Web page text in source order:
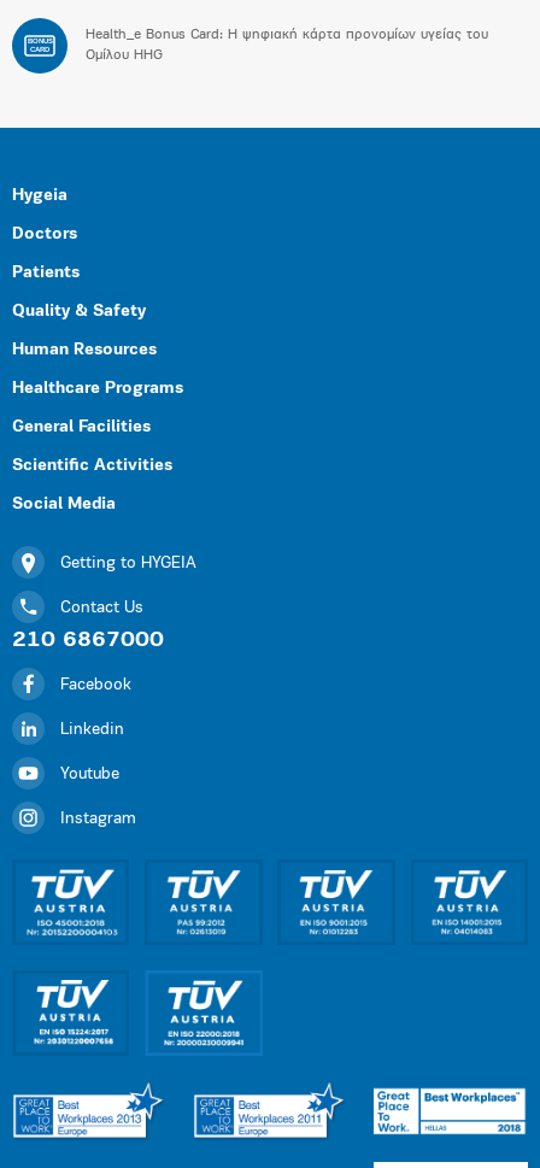
BONUS
CARD
Health_e Bonus Card: H ψηφιακή κάρτα προνομίων υγείας του
Ομίλου HHG
Hygeia
Doctors
Patients
Quality & Safety
Human Resources
Healthcare Programs
General Facilities
Scientific Activities
Social Media
Getting to HYGEIA
Contact Us
210 6867000
Facebook
Linkedin
Youtube
Instagram